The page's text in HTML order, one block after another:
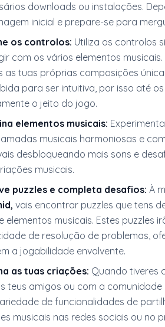
downloads ou instalações.
inicial e prepare-se para
os controlos: Utiliza os controlos
com os vários elementos
as tuas próprias composições
para ser intuitiva, por isso até
o jeito do jogo.
elementos musicais:
musicais harmoniosas e
desbloqueando mais sons e
musicais.
puzzles e completa desafios: À
vais encontrar puzzles que tens
elementos musicais. Estes puzzles
de resolução de problemas,
a jogabilidade envolvente.
as tuas criações: Quando tiveres
teus amigos ou com a comunidade
de funcionalidades de
musicais nas redes sociais ou no